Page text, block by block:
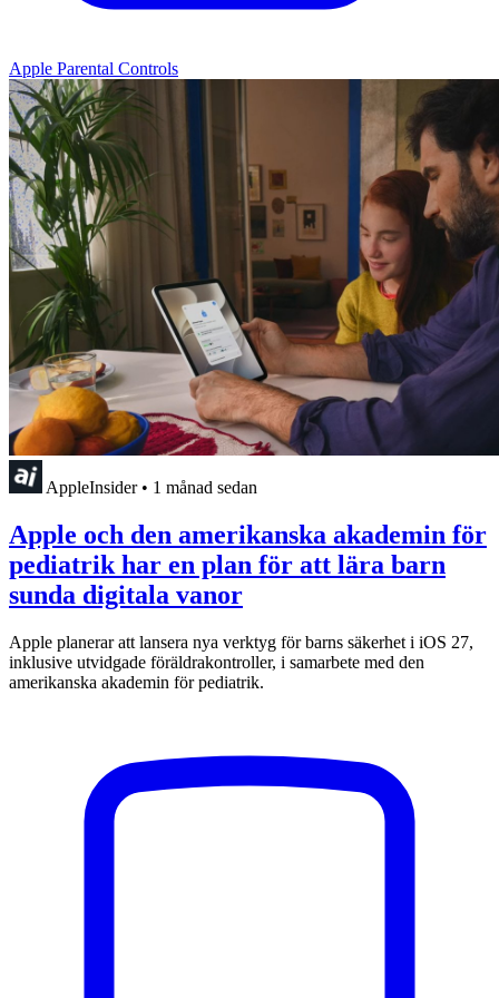
Apple Parental Controls
AppleInsider • 1 månad sedan
Apple och den amerikanska akademin för
pediatrik har en plan för att lära barn
sunda digitala vanor
Apple planerar att lansera nya verktyg för barns säkerhet i iOS 27,
inklusive utvidgade föräldrakontroller, i samarbete med den
amerikanska akademin för pediatrik.